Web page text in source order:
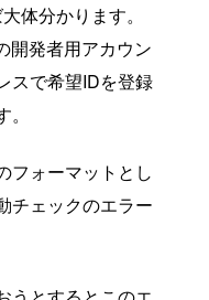
体分かります。
開発者用アカウン
スで希望IDを登録
フォーマットとし
チェックのエラー